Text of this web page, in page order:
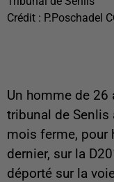
Crédit : P.Poschadel
Un homme de 26
tribunal de
mois ferme, pour
dernier, sur la
déporté sur la